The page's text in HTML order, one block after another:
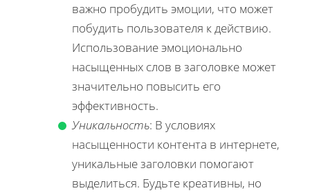
важно пробудить эмоции, что может
побудить пользователя к действию.
Использование эмоционально
насыщенных слов в заголовке может
значительно повысить его
эффективность.
Уникальность: В условиях
насыщенности контента в интернете,
уникальные заголовки помогают
выделиться. Будьте креативны, но